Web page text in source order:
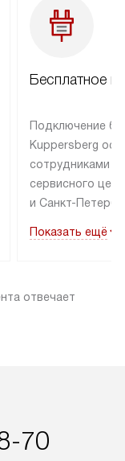
Бесплатное
Подключение
Kuppersberg
сотрудниками
сервисного
и Санкт-
подключается к
за пределы
определяется
Показать ещё
отвечает
70